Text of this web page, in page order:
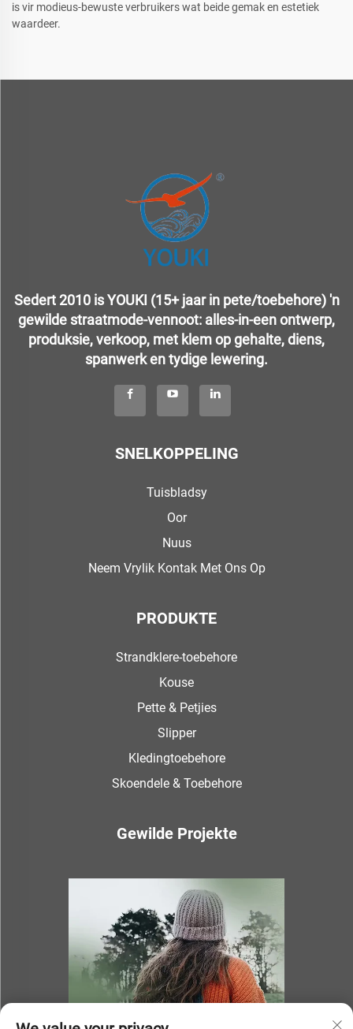
is vir modieus-bewuste verbruikers wat beide gemak en estetiek
waardeer.
Sedert 2010 is YOUKI (15+ jaar in pete/toebehore) 'n
gewilde straatmode-vennoot: alles-in-een ontwerp,
produksie, verkoop, met klem op gehalte, diens,
spanwerk en tydige lewering.
SNELKOPPELING
Tuisbladsy
Oor
Nuus
Neem Vrylik Kontak Met Ons Op
PRODUKTE
Strandklere-toebehore
Kouse
Pette & Petjies
Slipper
Kledingtoebehore
Skoendele & Toebehore
Gewilde Projekte